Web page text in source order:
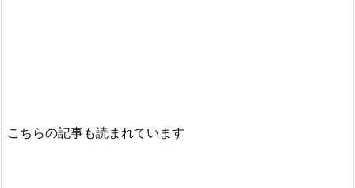
こちらの記事も読まれています